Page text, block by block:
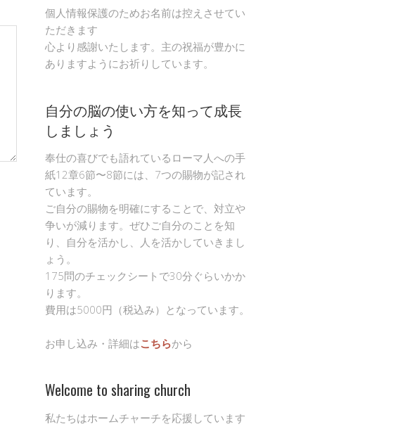
個人情報保護のためお名前は控えさせてい
ただきます
心より感謝いたします。主の祝福が豊かに
ありますようにお祈りしています。
自分の脳の使い方を知って成長
しましょう
奉仕の喜びでも語れているローマ人への手
紙12章6節〜8節には、7つの賜物が記され
ています。
ご自分の賜物を明確にすることで、対立や
争いが減ります。ぜひご自分のことを知
り、自分を活かし、人を活かしていきまし
ょう。
175問のチェックシートで30分ぐらいかか
ります。
費用は5000円（税込み）となっています。
お申し込み・詳細はこちらから
Welcome to sharing church
私たちはホームチャーチを応援しています